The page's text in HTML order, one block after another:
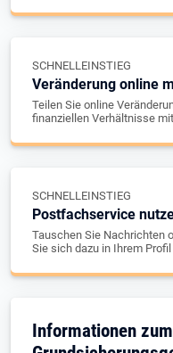
SCHNELLEINSTIEG
Veränderung online
Teilen Sie online
finanziellen Verhältnisse
SCHNELLEINSTIEG
Postfachservice
Tauschen Sie Nachrichten
Sie sich dazu in Ihrem Profil
Informationen zum